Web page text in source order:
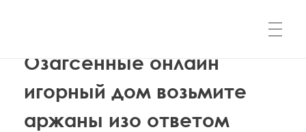
Озагсенные онлайн
игорный дом возьмите
аржаны изо ответом